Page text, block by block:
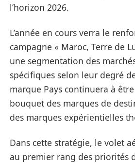
l’horizon 2026.
L’année en cours verra le
campagne « Maroc, Terre de
une segmentation des
spécifiques selon leur degré
marque Pays continuera à
bouquet des marques de
des marques expérientielles
Dans cette stratégie, le volet
au premier rang des priorités